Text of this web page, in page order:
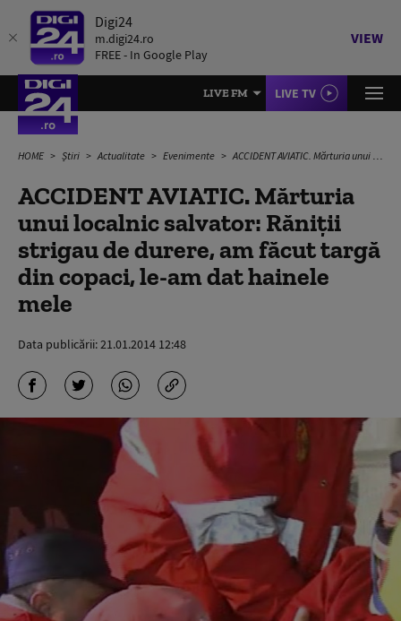
Digi24
m.digi24.ro
FREE - In Google Play
VIEW
LIVE FM LIVE TV
HOME Știri Actualitate Evenimente ACCIDENT AVIATIC. Mărturia unui localnic salvator: Răniţii strigau de durere, am făcut targă din copaci, le-am dat hainele mele
ACCIDENT AVIATIC. Mărturia
unui localnic salvator: Răniţii
strigau de durere, am făcut targă
din copaci, le-am dat hainele
mele
Data publicării:21.01.2014 12:48